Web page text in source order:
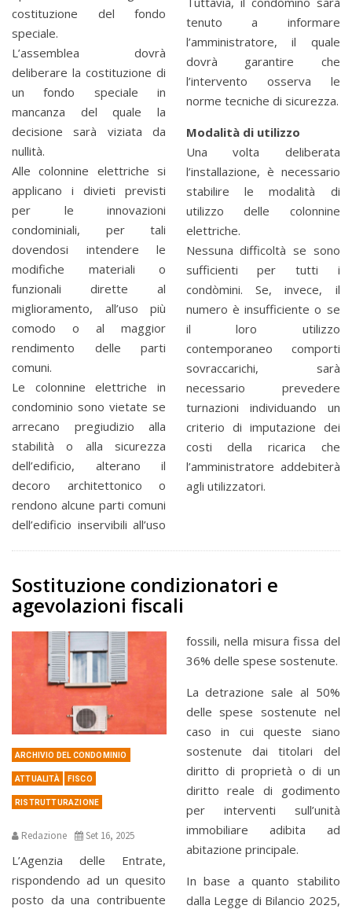
costituzione del fondo
speciale.
L’assemblea dovrà
deliberare la costituzione di
un fondo speciale in
mancanza del quale la
decisione sarà viziata da
nullità.
Alle colonnine elettriche si
applicano i divieti previsti
per le innovazioni
condominiali, per tali
dovendosi intendere le
modifiche materiali o
funzionali dirette al
miglioramento, all’uso più
comodo o al maggior
rendimento delle parti
comuni.
Le colonnine elettriche in
condominio sono vietate se
arrecano pregiudizio alla
stabilità o alla sicurezza
dell’edificio, alterano il
decoro architettonico o
rendono alcune parti comuni
dell’edificio inservibili all’uso
tenuto a informare
l’amministratore, il quale
dovrà garantire che
l’intervento osserva le
norme tecniche di sicurezza.
Modalità di utilizzo
Una volta deliberata
l’installazione, è necessario
stabilire le modalità di
utilizzo delle colonnine
elettriche.
Nessuna difficoltà se sono
sufficienti per tutti i
condòmini. Se, invece, il
numero è insufficiente o se
il loro utilizzo
contemporaneo comporti
sovraccarichi, sarà
necessario prevedere
turnazioni individuando un
criterio di imputazione dei
costi della ricarica che
l’amministratore addebiterà
agli utilizzatori.
Sostituzione condizionatori e
agevolazioni fiscali
ARCHIVIO DEL CONDOMINIO
ATTUALITÀ FISCO
RISTRUTTURAZIONE
Redazione Set 16, 2025
L’Agenzia delle Entrate,
rispondendo ad un quesito
posto da una contribuente
fossili, nella misura fissa del
36% delle spese sostenute.
La detrazione sale al 50%
delle spese sostenute nel
caso in cui queste siano
sostenute dai titolari del
diritto di proprietà o di un
diritto reale di godimento
per interventi sull’unità
immobiliare adibita ad
abitazione principale.
In base a quanto stabilito
dalla Legge di Bilancio 2025,